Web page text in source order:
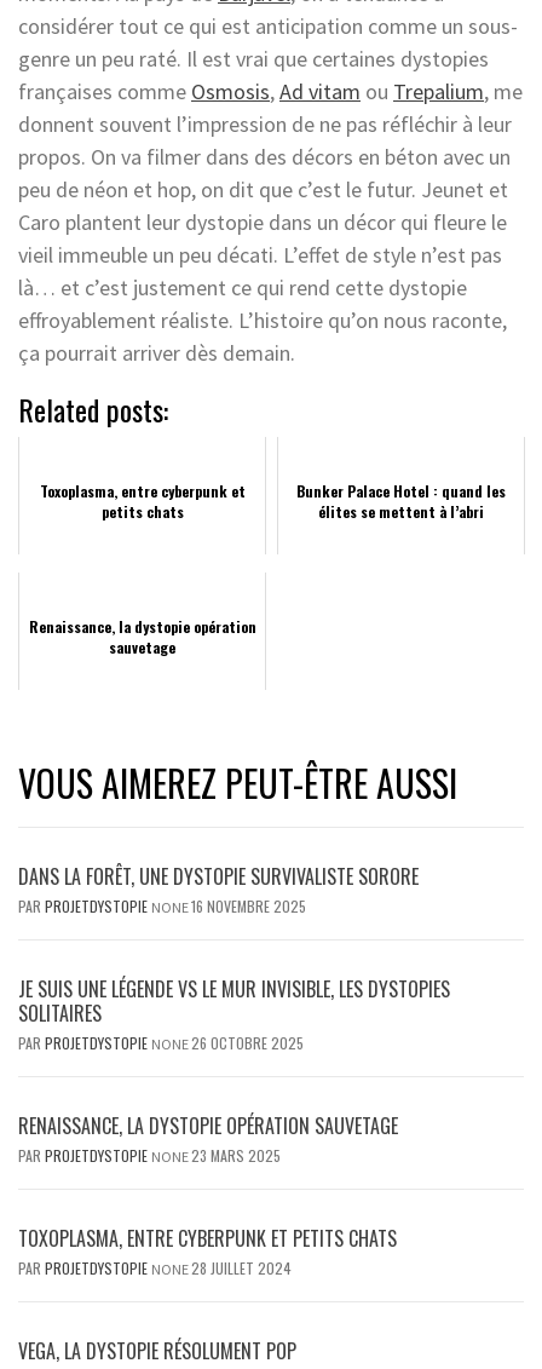
considérer tout ce qui est anticipation comme un sous-
genre un peu raté. Il est vrai que certaines dystopies
françaises comme Osmosis,Ad vitam ou Trepalium, me
donnent souvent l’impression de ne pas réfléchir à leur
propos. On va filmer dans des décors en béton avec un
peu de néon et hop, on dit que c’est le futur. Jeunet et
Caro plantent leur dystopie dans un décor qui fleure le
vieil immeuble un peu décati. L’effet de style n’est pas
là… et c’est justement ce qui rend cette dystopie
effroyablement réaliste. L’histoire qu’on nous raconte,
ça pourrait arriver dès demain.
Related posts:
Toxoplasma, entre cyberpunk et
petits chats
Bunker Palace Hotel : quand les
élites se mettent à l’abri
Renaissance, la dystopie opération
sauvetage
VOUS AIMEREZ PEUT-ÊTRE AUSSI
DANS LA FORÊT, UNE DYSTOPIE SURVIVALISTE SORORE
PAR PROJETDYSTOPIE NONE16 NOVEMBRE 2025
JE SUIS UNE LÉGENDE VS LE MUR INVISIBLE, LES DYSTOPIES
SOLITAIRES
PAR PROJETDYSTOPIE NONE26 OCTOBRE 2025
RENAISSANCE, LA DYSTOPIE OPÉRATION SAUVETAGE
PAR PROJETDYSTOPIE NONE23 MARS 2025
TOXOPLASMA, ENTRE CYBERPUNK ET PETITS CHATS
PAR PROJETDYSTOPIE NONE28 JUILLET 2024
VEGA, LA DYSTOPIE RÉSOLUMENT POP